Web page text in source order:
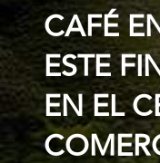
CAFÉ
ESTE
EN EL